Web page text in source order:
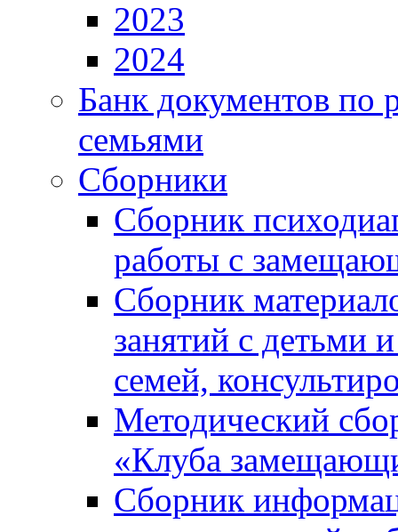
2023
2024
Банк документов
семьями
Сборники
Сборник
работы с
Сборник
занятий с детьми
семей,
Методический
«Клуба
Сборник